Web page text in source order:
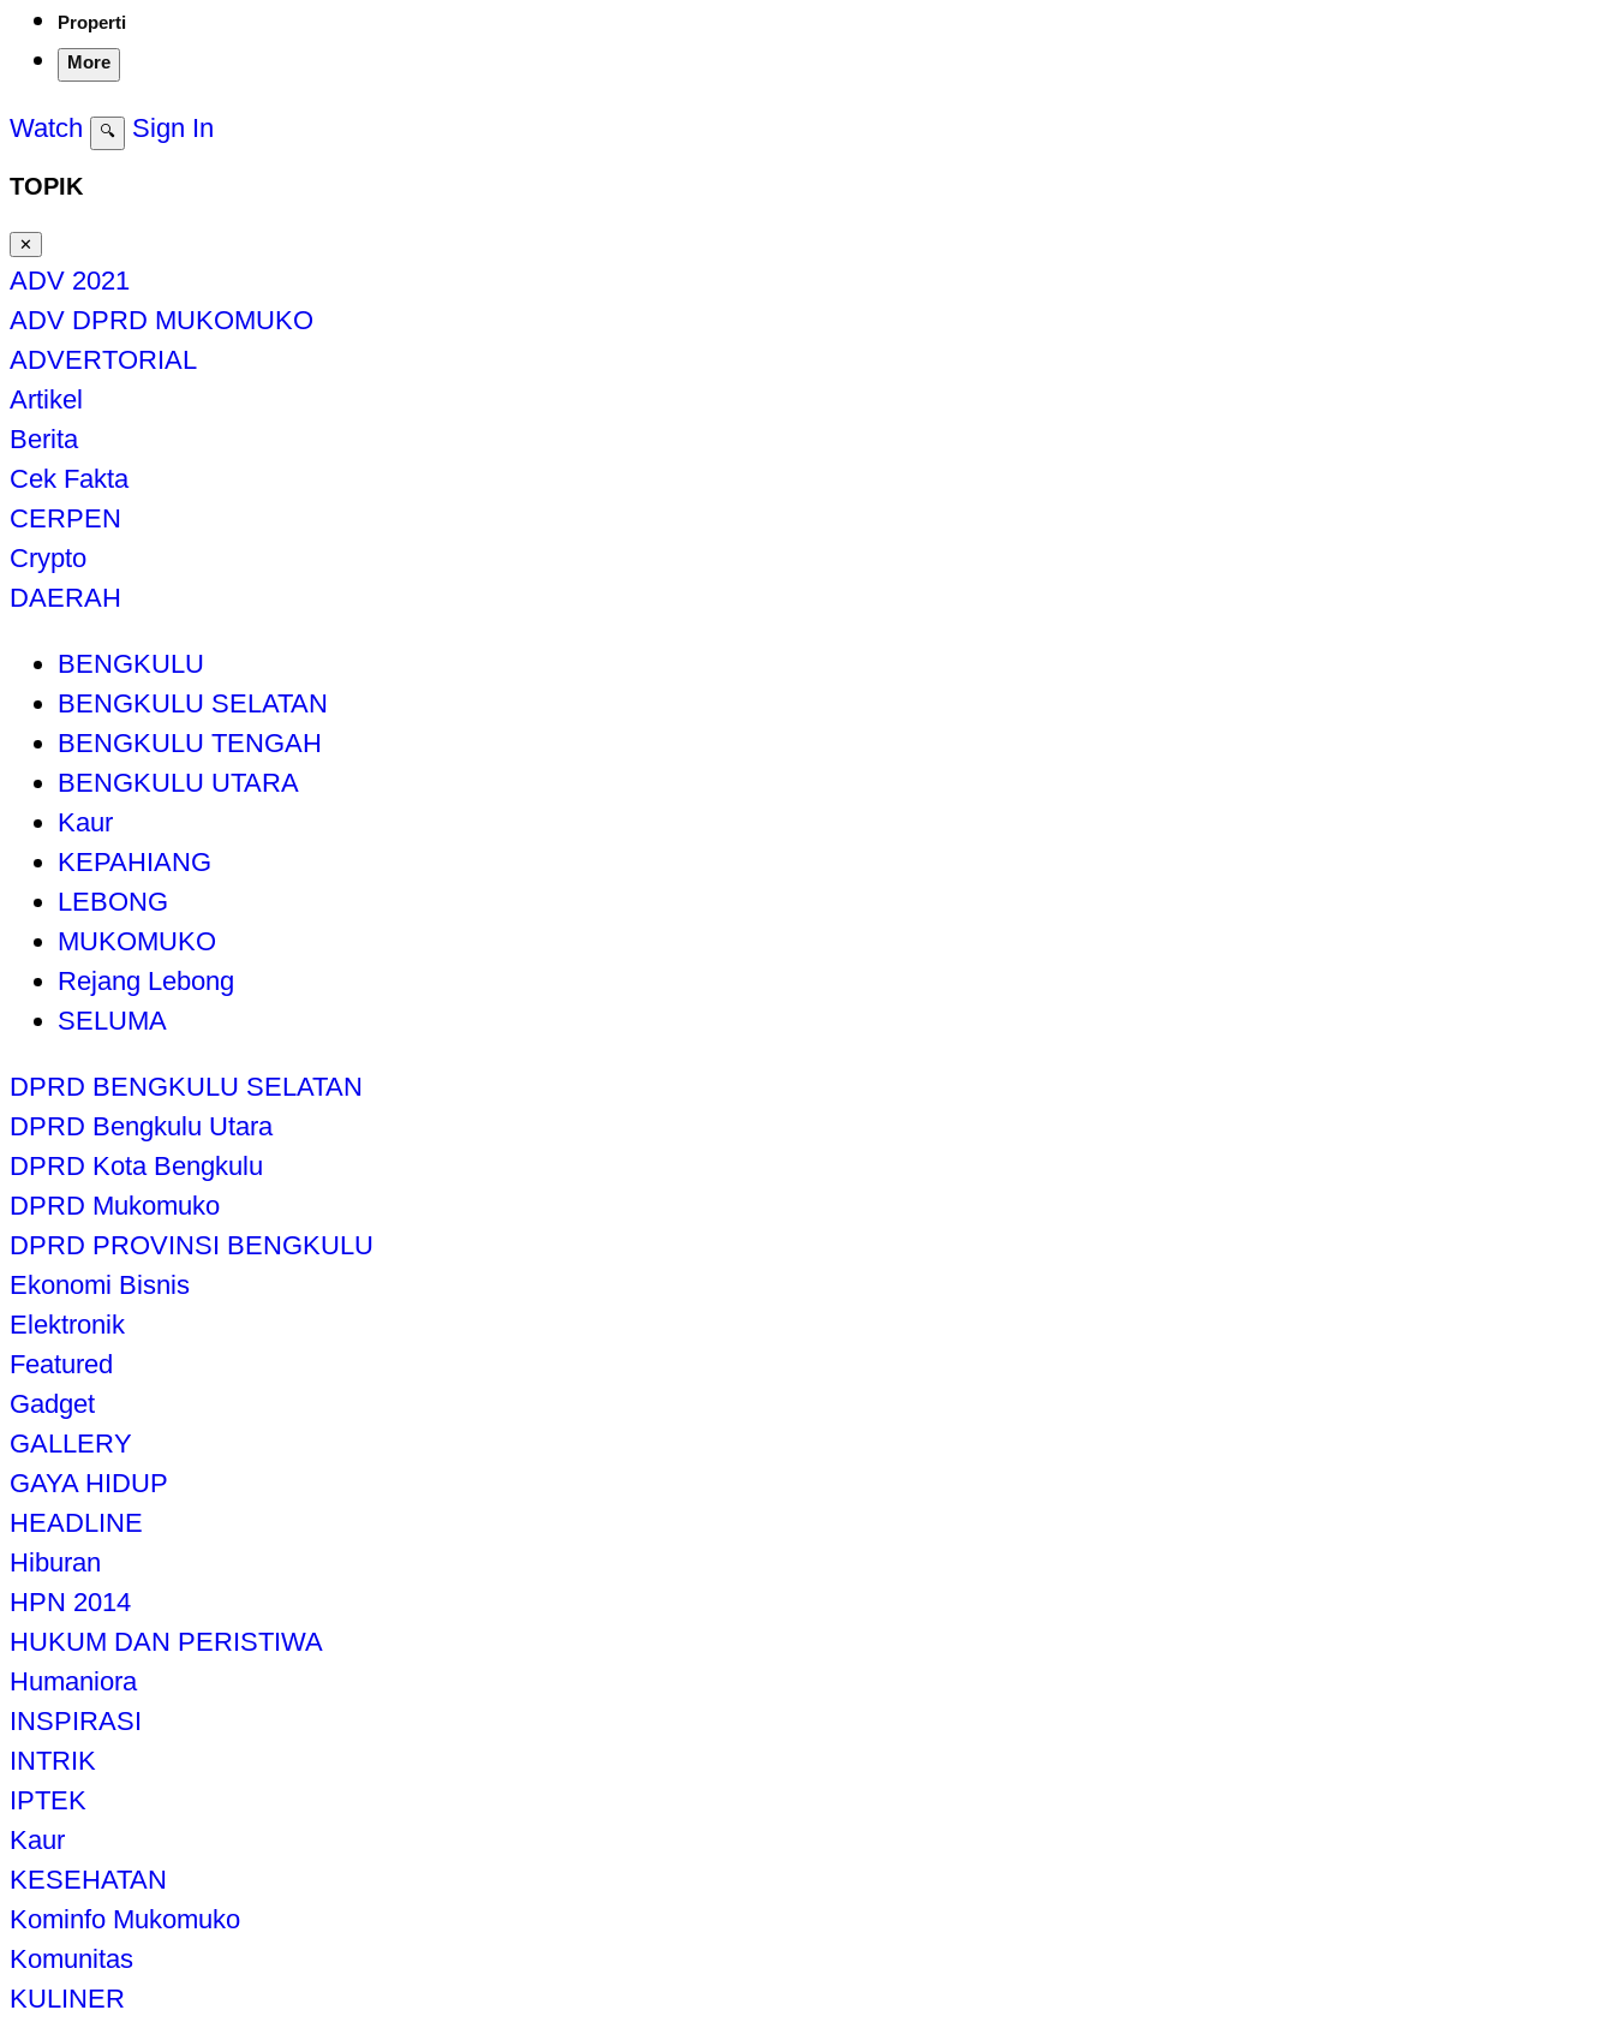
Properti
More
Watch 🔍 Sign In
TOPIK
✕
ADV 2021
ADV DPRD MUKOMUKO
ADVERTORIAL
Artikel
Berita
Cek Fakta
CERPEN
Crypto
DAERAH
BENGKULU
BENGKULU SELATAN
BENGKULU TENGAH
BENGKULU UTARA
Kaur
KEPAHIANG
LEBONG
MUKOMUKO
Rejang Lebong
SELUMA
DPRD BENGKULU SELATAN
DPRD Bengkulu Utara
DPRD Kota Bengkulu
DPRD Mukomuko
DPRD PROVINSI BENGKULU
Ekonomi Bisnis
Elektronik
Featured
Gadget
GALLERY
GAYA HIDUP
HEADLINE
Hiburan
HPN 2014
HUKUM DAN PERISTIWA
Humaniora
INSPIRASI
INTRIK
IPTEK
Kaur
KESEHATAN
Kominfo Mukomuko
Komunitas
KULINER